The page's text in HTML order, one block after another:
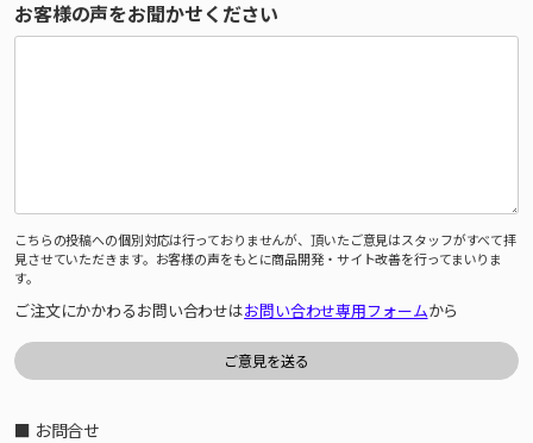
お客様の声をお聞かせください
こちらの投稿への個別対応は行っておりませんが、頂いたご意見はスタッフがすべて拝
見させていただきます。お客様の声をもとに商品開発・サイト改善を行ってまいりま
す。
ご注文にかかわるお問い合わせはお問い合わせ専用フォームから
■ お問合せ